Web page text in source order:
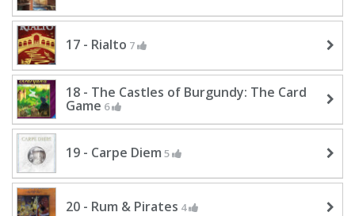
17 - Rialto 7
18 - The Castles of Burgundy: The Card
Game 6
19 - Carpe Diem 5
20 - Rum & Pirates 4